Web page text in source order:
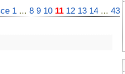
1 ... 8 9 10 11 12 13 14 ... 43